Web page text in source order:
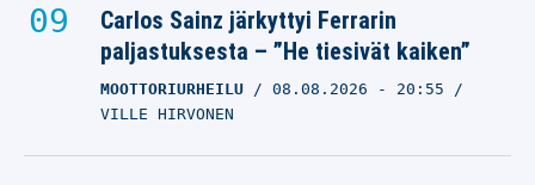
Carlos Sainz järkyttyi Ferrarin
paljastuksesta – ”He tiesivät kaiken”
MOOTTORIURHEILU 08.08.2026 - 20:55
VILLE HIRVONEN